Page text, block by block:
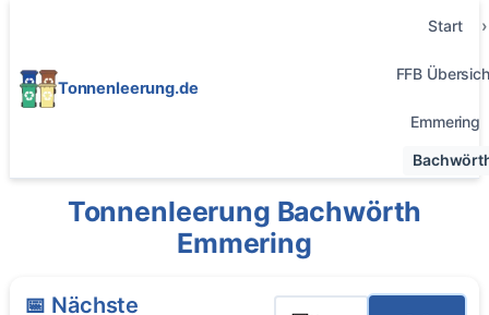
Tonnenleerung.de
Start
FFB
Emmering
Tonnenleerung Bachwörth
Emmering
📅 Nächste